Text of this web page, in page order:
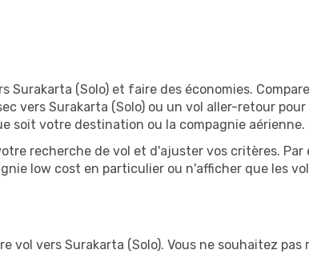
Surakarta (Solo) et faire des économies.
vers Surakarta (Solo) ou un vol aller-retour
soit votre destination ou la compagnie aérienne.
recherche de vol et d'ajuster vos critères. Par
low cost en particulier ou n'afficher que les
vol vers Surakarta (Solo). Vous ne souhaitez pas